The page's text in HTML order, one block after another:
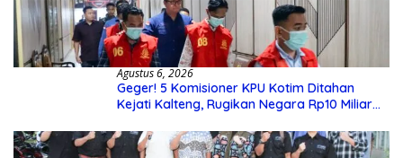
Agustus 6, 2026
Geger! 5 Komisioner KPU Kotim Ditahan
Kejati Kalteng, Rugikan Negara Rp10 Miliar